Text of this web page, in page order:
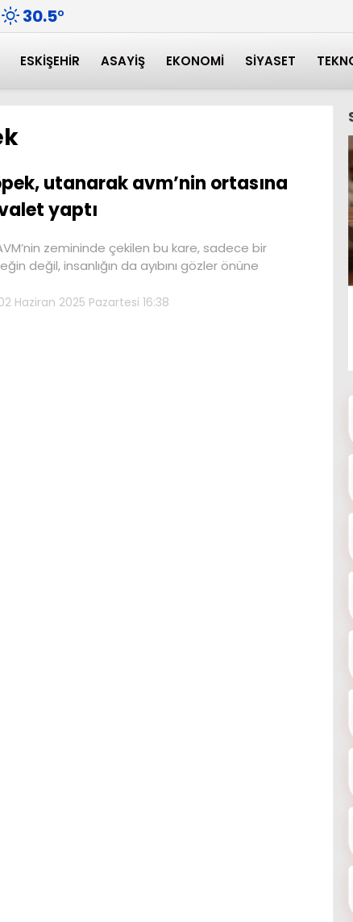
30.5°
ESKIŞEHIR ASAYIŞ EKONOMI SIYASET
utanarak avm’nin ortasına
yaptı
zemininde çekilen bu kare, sadece bir
değil, insanlığın da ayıbını gözler önüne
Haziran 2025 Pazartesi 16:38